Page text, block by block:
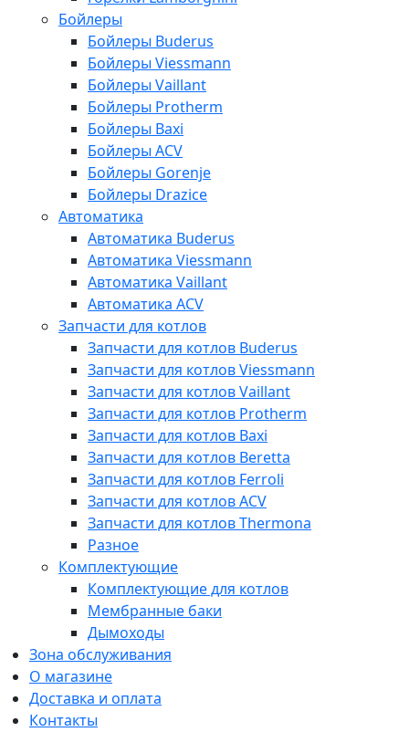
Бойлеры
Бойлеры Buderus
Бойлеры Viessmann
Бойлеры Vaillant
Бойлеры Protherm
Бойлеры Baxi
Бойлеры ACV
Бойлеры Gorenje
Бойлеры Drazice
Автоматика
Автоматика Buderus
Автоматика Viessmann
Автоматика Vaillant
Автоматика ACV
Запчасти для котлов
Запчасти для котлов Buderus
Запчасти для котлов Viessmann
Запчасти для котлов Vaillant
Запчасти для котлов Protherm
Запчасти для котлов Baxi
Запчасти для котлов Beretta
Запчасти для котлов Ferroli
Запчасти для котлов ACV
Запчасти для котлов Thermona
Разное
Комплектующие
Комплектующие для котлов
Мембранные баки
Дымоходы
Зона обслуживания
О магазине
Доставка и оплата
Контакты